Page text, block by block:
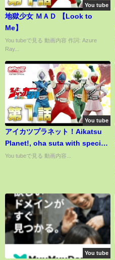
You tube
地獄少女 ＭＡＤ 【Look to
Me】
You tubeで見る 動画内容 作詞: Azure
Ray...
You tube
アイカツプラネット！Aikatsu
Planet!, oha suta with special
guest Mao and Ruli
You tubeで見る 動画内容...
You tube